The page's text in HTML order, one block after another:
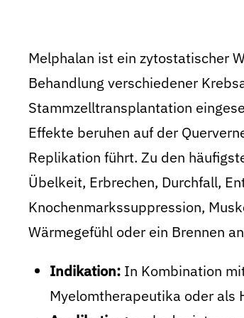
Melphalan ist ein zytostatischer
Behandlung verschiedener
Stammzelltransplantation
Effekte beruhen auf der
Replikation führt. Zu den
Übelkeit, Erbrechen, Durchfall,
Knochenmarkssuppression,
Wärmegefühl oder ein Brennen
Indikation: In Kombination
Myelomtherapeutika oder als